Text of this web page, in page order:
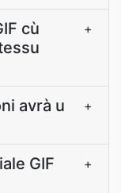
cù
+
avrà u
+
GIF
+